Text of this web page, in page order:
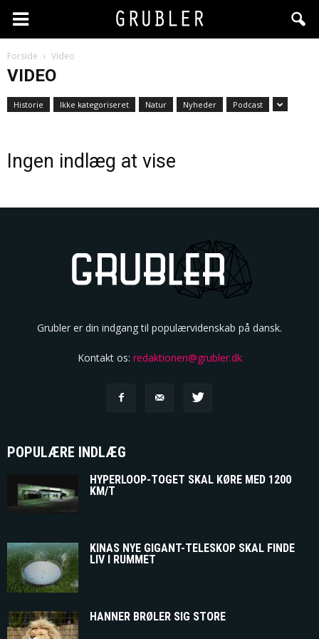
Forside Video
VIDEO
Historie Ikke kategoriseret Natur Nyheder Podcast
Ingen indlæg at vise
Grubler er din indgang til populærvidenskab på dansk.
Kontakt os: redaktionen@grubler.dk
POPULÆRE INDLÆG
HYPERLOOP-TOGET SKAL KØRE MED 1200
KM/T
KINAS NYE GIGANT-TELESKOP SKAL FINDE
LIV I RUMMET
HANNER BRØLER SIG STORE